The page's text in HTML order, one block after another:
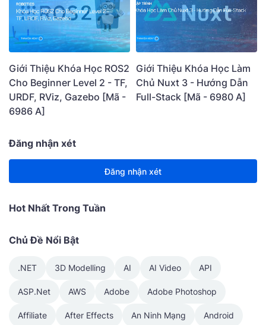
Giới Thiệu Khóa Học ROS2
Cho Beginner Level 2 - TF,
URDF, RViz, Gazebo [Mã -
6986 A]
Giới Thiệu Khóa Học Làm
Chủ Nuxt 3 - Hướng Dẫn
Full-Stack [Mã - 6980 A]
Đăng nhận xét
Đăng nhận xét
Hot Nhất Trong Tuần
Chủ Đề Nổi Bật
.NET 3D Modelling AI AI Video API
ASP.Net AWS Adobe Adobe Photoshop
Affiliate After Effects An Ninh Mạng Android